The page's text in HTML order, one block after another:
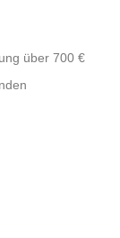
über 700 €